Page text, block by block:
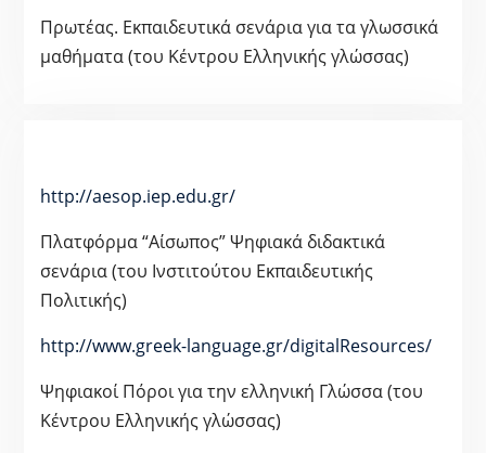
Πρωτέας. Εκπαιδευτικά σενάρια για τα γλωσσικά
μαθήματα (του Κέντρου Ελληνικής γλώσσας)
http://aesop.iep.edu.gr/
Πλατφόρμα “Αίσωπος” Ψηφιακά διδακτικά
σενάρια (του Ινστιτούτου Εκπαιδευτικής
Πολιτικής)
http://www.greek-language.gr/digitalResources/
Ψηφιακοί Πόροι για την ελληνική Γλώσσα (του
Κέντρου Ελληνικής γλώσσας)